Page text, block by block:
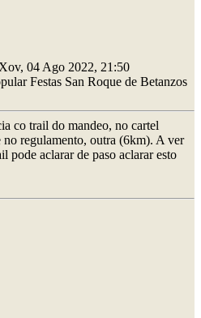
Xov, 04 Ago 2022, 21:50
Festas San Roque de Betanzos
co trail do mandeo, no cartel
regulamento, outra (6km). A ver
pode aclarar de paso aclarar esto